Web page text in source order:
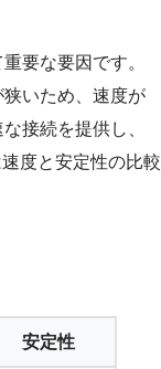
要な要因です。
いため、速度が
接続を提供し、
度と安定性の比較
安定性